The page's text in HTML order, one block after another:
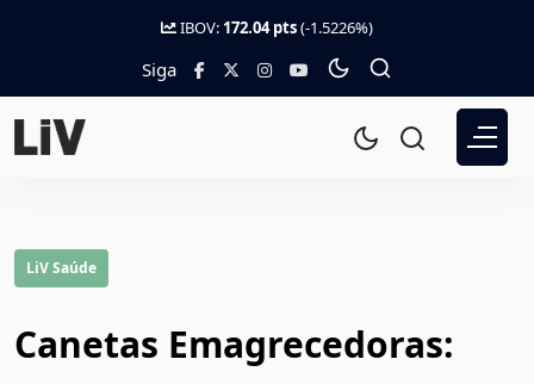
IBOV: 172.04 pts(-1.5226%)
Siga
LiV Saúde
Canetas Emagrecedoras: